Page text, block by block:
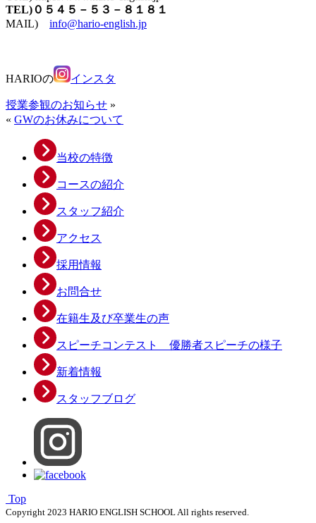
TEL)０５４５－５３－８１８１
MAIL) info@hario-english.jp
HARIOの インスタ
授業参観のお知らせ »
« GWのお休みについて
当校の特徴
コースの紹介
スタッフ紹介
アクセス
採用情報
お問合せ
在籍生及び卒業生の声
スピーチコンテスト 優勝者スピーチの様子
新着情報
スタッフブログ
Top
Copyright 2023 HARIO ENGLISH SCHOOL All rights reserved.